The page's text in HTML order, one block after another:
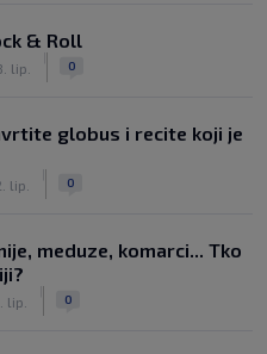
& Roll
lip. 0
globus i recite koji je
lip. 0
meduze, komarci... Tko
lip. 0